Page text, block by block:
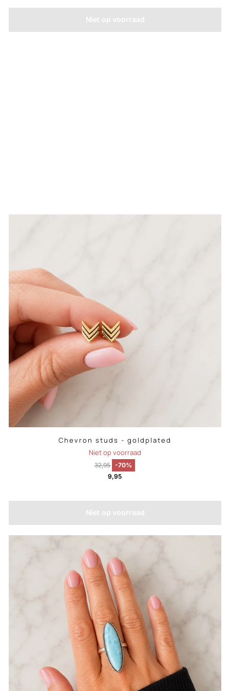
Niet op voorraad
Chevron studs - goldplated
Niet op voorraad
32,95 -70%
9,95
Niet op voorraad